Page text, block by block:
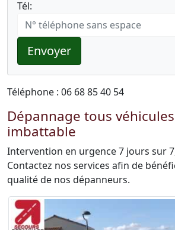
Tél:
Envoyer
Téléphone : 06 68 85 40 54
Dépannage tous
imbattable
Intervention en urgence 7 jours sur
Contactez nos services afin de
qualité de nos dépanneurs.